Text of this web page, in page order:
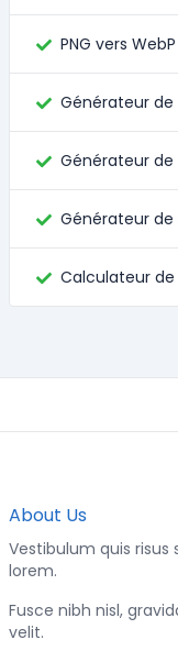
PNG vers WebP
Générateur
Générateur
Générateur
Calculateur de
About Us
Vestibulum quis
lorem.
Fusce nibh nisl,
velit.